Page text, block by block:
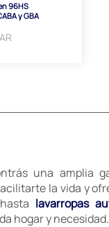
96HS
y GBA
una amplia
la vida y
hasta lavarropas
hogar y necesidad.